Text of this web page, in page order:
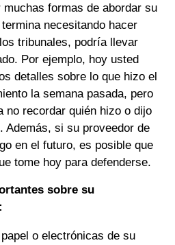
muchas formas de abordar su
necesitando hacer
tribunales, podría llevar
Por ejemplo, hoy usted
detalles sobre lo que hizo el
la semana pasada, pero
no recordar quién hizo o dijo
Además, si su proveedor de
en el futuro, es posible que
tome hoy para defenderse.
sobre su
o electrónicas de su